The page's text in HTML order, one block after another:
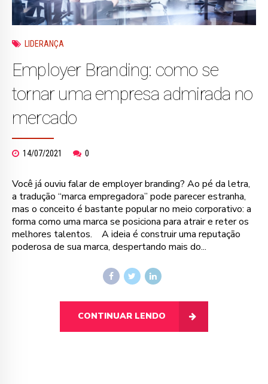
LIDERANÇA
Employer Branding: como se
tornar uma empresa admirada no
mercado
14/07/2021 0
Você já ouviu falar de employer branding? Ao pé da letra,
a tradução “marca empregadora” pode parecer estranha,
mas o conceito é bastante popular no meio corporativo: a
forma como uma marca se posiciona para atrair e reter os
melhores talentos. A ideia é construir uma reputação
poderosa de sua marca, despertando mais do...
CONTINUAR LENDO